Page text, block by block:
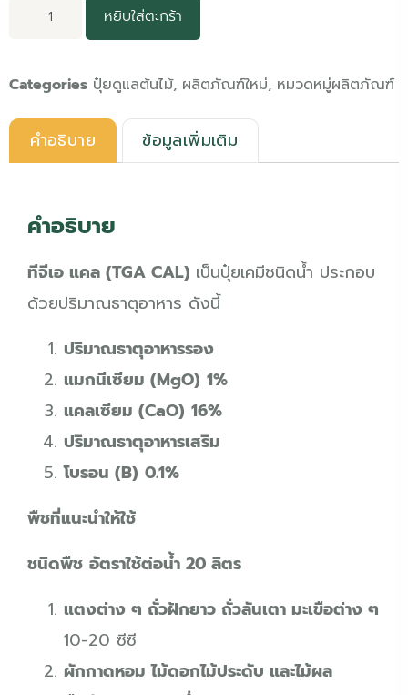
หยิบใส่ตะกร้า
Categories ปุ๋ยดูแลต้นไม้, ผลิตภัณฑ์ใหม่, หมวดหมู่ผลิตภัณฑ์
คำอธิบาย ข้อมูลเพิ่มเติม
คำอธิบาย
ทีจีเอ แคล (TGA CAL) เป็นปุ๋ยเคมีชนิดน้ำ ประกอบ
ด้วยปริมาณธาตุอาหาร ดังนี้
ปริมาณธาตุอาหารรอง
แมกนีเซียม (MgO) 1%
แคลเซียม (CaO) 16%
ปริมาณธาตุอาหารเสริม
โบรอน (B) 0.1%
พืชที่แนะนำให้ใช้
ชนิดพืช อัตราใช้ต่อน้ำ 20 ลิตร
แตงต่าง ๆ ถั่วฝักยาว ถั่วลันเตา มะเขือต่าง ๆ
10-20 ซีซี
ผักกาดหอม ไม้ดอกไม้ประดับ และไม้ผล